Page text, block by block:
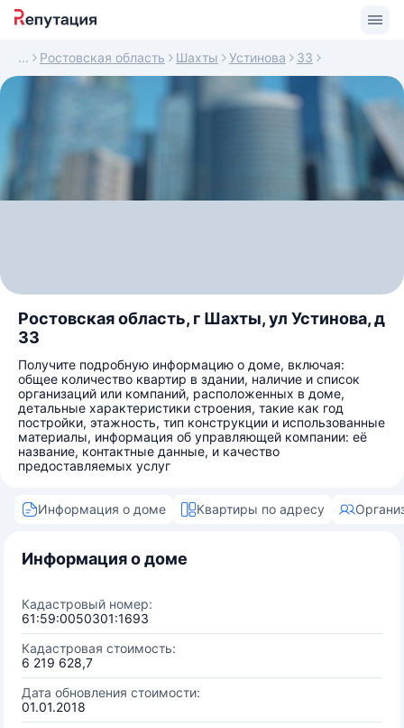
Ростовская область Шахты Устинова 33
Ростовская область, г Шахты, ул Устинова, д
33
Получите подробную информацию о доме, включая:
общее количество квартир в здании, наличие и список
организаций или компаний, расположенных в доме,
детальные характеристики строения, такие как год
постройки, этажность, тип конструкции и использованные
материалы, информация об управляющей компании: её
название, контактные данные, и качество
предоставляемых услуг
Информация о доме Квартиры по адресу
Информация о доме
Кадастровый номер:
61:59:0050301:1693
Кадастровая стоимость:
6 219 628,7
Дата обновления стоимости:
01.01.2018